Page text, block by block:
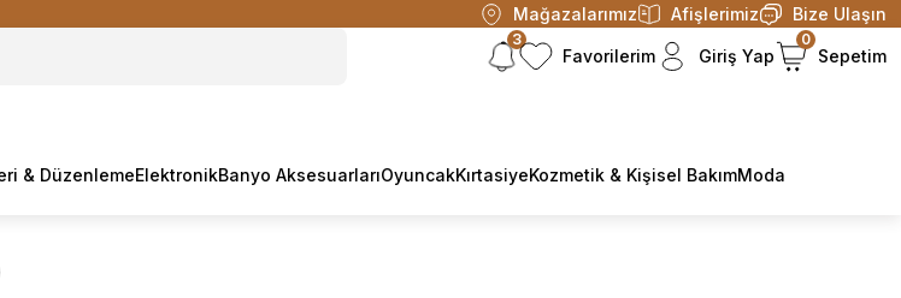
Mağazalarımız Afişlerimiz Bize Ulaşın
3
Favorilerim Giriş Yap Sepetim
0
& DüzenlemeElektronikBanyo AksesuarlarıOyuncakKırtasiyeKozmetik & Kişisel BakımModa